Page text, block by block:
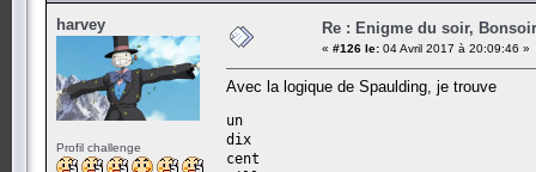
harvey
Profil challenge
Re : Enigme du soir,
« #126 le: 04 Avril 2017 à 20:09:46 »
Avec la logique de Spaulding, je trouve
un
dix
cent